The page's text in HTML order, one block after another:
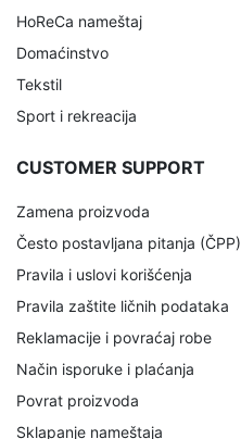
HoReCa nameštaj
Domaćinstvo
Tekstil
Sport i rekreacija
CUSTOMER SUPPORT
Zamena proizvoda
Često postavljana pitanja (ČPP)
Pravila i uslovi korišćenja
Pravila zaštite ličnih podataka
Reklamacije i povraćaj robe
Način isporuke i plaćanja
Povrat proizvoda
Sklapanje nameštaja